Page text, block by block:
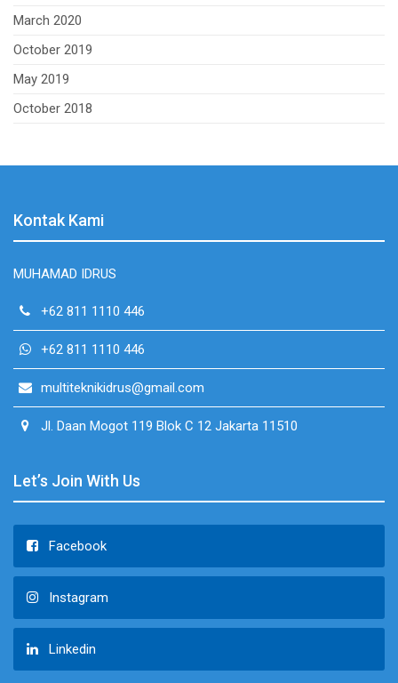
March 2020
October 2019
May 2019
October 2018
Kontak Kami
MUHAMAD IDRUS
+62 811 1110 446
+62 811 1110 446
multiteknikidrus@gmail.com
Jl. Daan Mogot 119 Blok C 12 Jakarta 11510
Let’s Join With Us
Facebook
Instagram
Linkedin